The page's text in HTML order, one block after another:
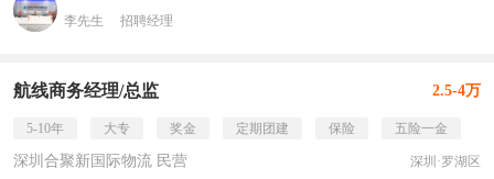
李先生 招聘经理
航线商务经理/总监 2.5-4万
5-10年 大专 奖金 定期团建 保险 五险一金
深圳合聚新国际物流 民营 深圳·罗湖区